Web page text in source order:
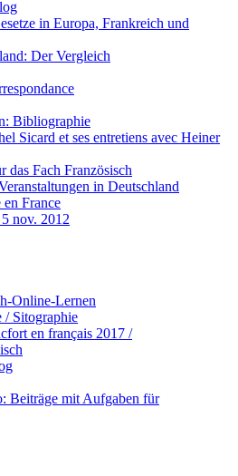
in Europa, Frankreich und
Der Vergleich
Bibliographie
Sicard et ses entretiens avec Heiner
das Fach Französisch
in Deutschland
en France
nov. 2012
Online-Lernen
Sitographie
en français 2017 /
Beiträge mit Aufgaben für